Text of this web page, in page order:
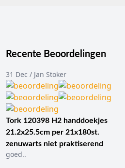
Recente Beoordelingen
31 Dec / Jan Stoker
Tork 120398 H2 handdoekjes
21.2x25.5cm per 21x180st.
zenuwarts niet praktiserend
goed..